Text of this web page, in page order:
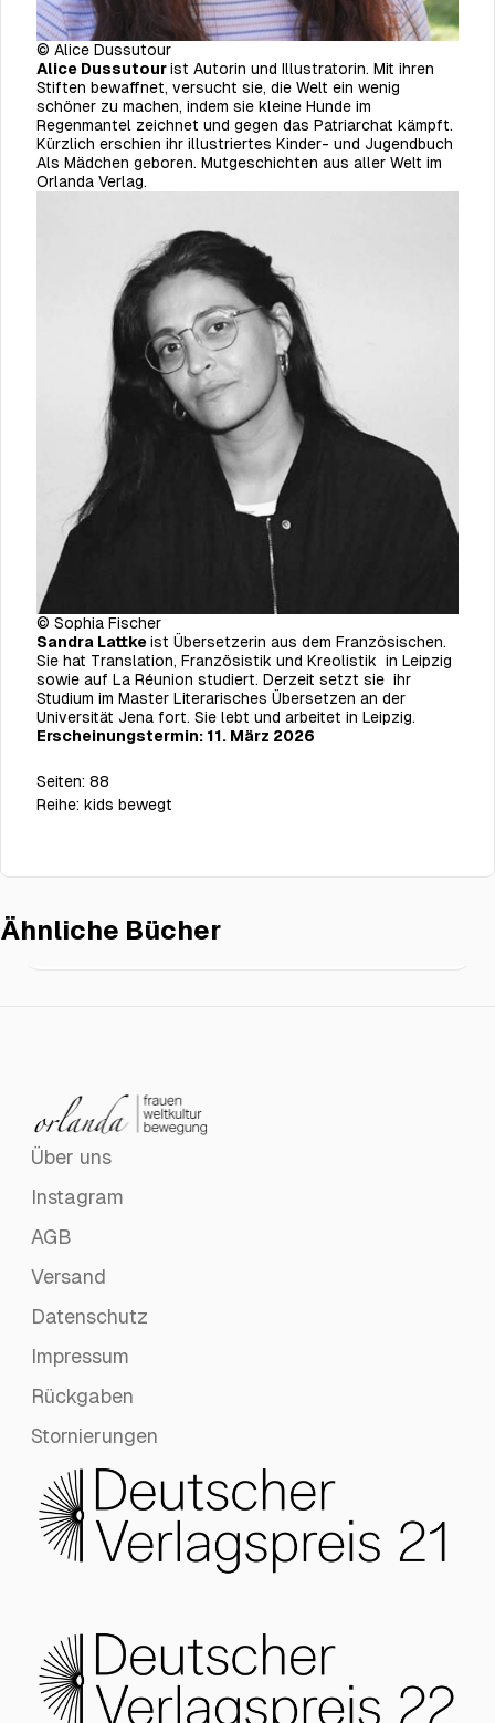
© Alice Dussutour
Alice Dussutourist Autorin und Illustratorin. Mit ihren
Stiften bewaffnet, versucht sie, die Welt ein wenig
schöner zu machen, indem sie kleine Hunde im
Regenmantel zeichnet und gegen das Patriarchat kämpft.
Kürzlich erschien ihr illustriertes Kinder- und Jugendbuch
Als Mädchen geboren. Mutgeschichten aus aller Welt im
Orlanda Verlag.
© Sophia Fischer
Sandra Lattkeist Übersetzerin aus dem Französischen.
Sie hat Translation, Französistik und Kreolistik in Leipzig
sowie auf La Réunion studiert. Derzeit setzt sie ihr
Studium im Master Literarisches Übersetzen an der
Universität Jena fort. Sie lebt und arbeitet in Leipzig.
Erscheinungstermin: 11. März 2026
Seiten: 88
Reihe: kids bewegt
Ähnliche Bücher
Über uns
Instagram
AGB
Versand
Datenschutz
Impressum
Rückgaben
Stornierungen